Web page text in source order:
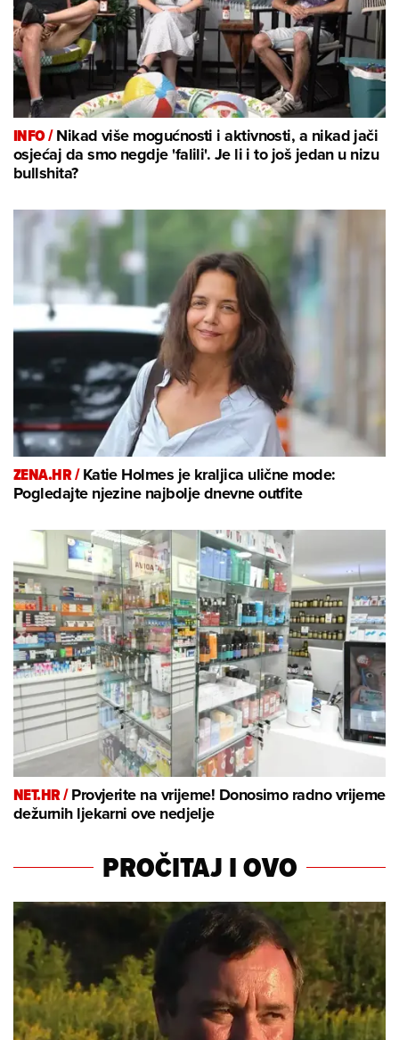
INFO /Nikad više mogućnosti i aktivnosti, a nikad jači
osjećaj da smo negdje 'falili'. Je li i to još jedan u nizu
bullshita?
ZENA.HR /Katie Holmes je kraljica ulične mode:
Pogledajte njezine najbolje dnevne outfite
NET.HR /Provjerite na vrijeme! Donosimo radno vrijeme
dežurnih ljekarni ove nedjelje
PROČITAJ I OVO